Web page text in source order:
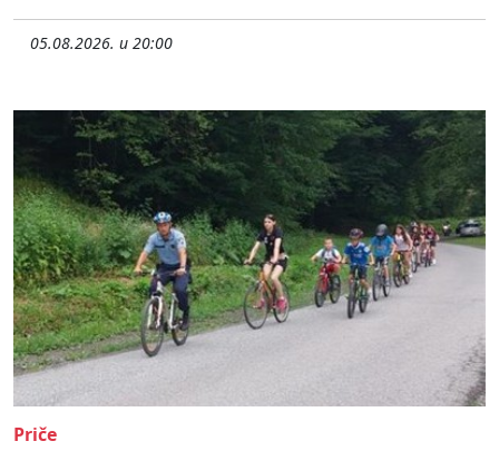
05.08.2026. u 20:00
Priče